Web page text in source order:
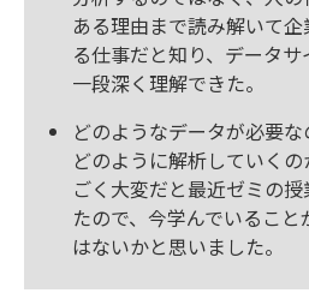
ある理由まで読み解いて
る仕事だと知り、データ
一段深く理解できた。
どのようなデータが必要
どのように解析していく
ごく大変だと最近ゼミの
たので、今学んでいるこ
はないかと思いました。